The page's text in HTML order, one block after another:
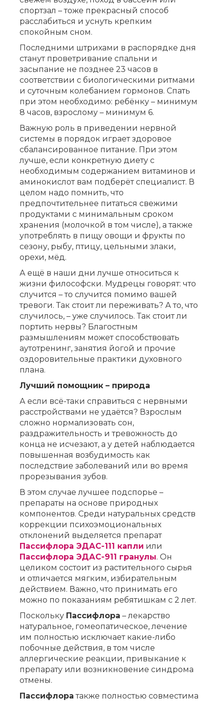
спортзал – тоже прекрасный способ
расслабиться и уснуть крепким
спокойным сном.
Последними штрихами в распорядке дня
станут проветривание спальни и
засыпание не позднее 23 часов в
соответствии с биологическими ритмами
и суточным колебанием гормонов. Спать
при этом необходимо: ребёнку – минимум
8 часов, взрослому – минимум 6.
Важную роль в приведении нервной
системы в порядок играет здоровое
сбалансированное питание. При этом
лучше, если конкретную диету с
необходимым содержанием витаминов и
аминокислот вам подберёт специалист. В
целом надо помнить, что
предпочтительнее питаться свежими
продуктами с минимальным сроком
хранения (молочкой в том числе), а также
употреблять в пищу овощи и фрукты по
сезону, рыбу, птицу, цельными злаки,
орехи, мёд.
А ещё в наши дни лучше относиться к
жизни философски. Мудрецы говорят: что
случится – то случится помимо вашей
тревоги. Так стоит ли переживать? А то, что
случилось, – уже случилось. Так стоит ли
портить нервы? Благостным
размышлениям может способствовать
аутотренинг, занятия йогой и прочие
оздоровительные практики духовного
плана.
Лучший помощник – природа
А если всё-таки справиться с нервными
расстройствами не удаётся? Взрослым
сложно нормализовать сон,
раздражительность и тревожность до
конца не исчезают, а у детей наблюдается
повышенная возбудимость как
последствие заболеваний или во время
прорезывания зубов.
В этом случае лучшее подспорье –
препараты на основе природных
компонентов. Среди натуральных средств
коррекции психоэмоциональных
отклонений выделяется препарат
Пассифлора ЭДАС-111 капли или
Пассифлора ЭДАС-911 гранулы. Он
целиком состоит из растительного сырья
и отличается мягким, избирательным
действием. Важно, что принимать его
можно по показаниям ребятишкам с 2 лет.
Поскольку Пассифлора – лекарство
натуральное, гомеопатическое, лечение
им полностью исключает какие-либо
побочные действия, в том числе
аллергические реакции, привыкание к
препарату или возникновение синдрома
отмены.
Пассифлора также полностью совместима